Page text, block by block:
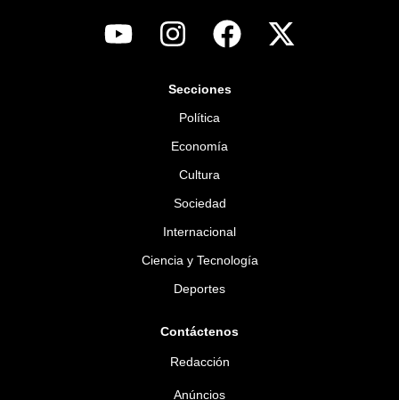
Secciones
Política
Economía
Cultura
Sociedad
Internacional
Ciencia y Tecnología
Deportes
Contáctenos
Redacción
Anúncios